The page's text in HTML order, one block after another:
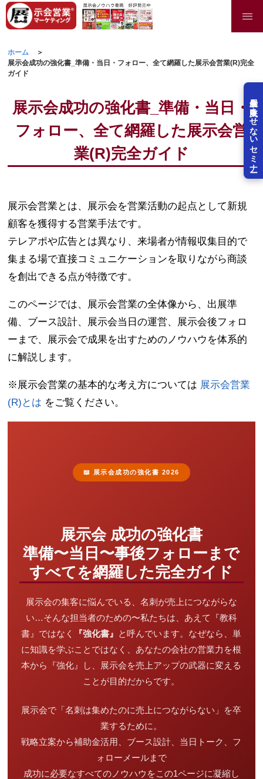
展示会を失敗させないセミナー
ホーム
展示会成功の強化書_準備・当日・フォロー、全て網羅した展示会営業(R)完全
ガイド
展示会成功の強化書_準備・当日・
フォロー、全て網羅した展示会営
業(R)完全ガイド
展示会営業とは、展示会を営業活動の起点として新規
顧客を獲得する営業手法です。
テレアポや広告とは異なり、来場者が情報収集目的で
集まる場で直接コミュニケーションを取りながら商談
を創出できる点が特徴です。
このページでは、展示会営業の全体像から、出展準
備、ブース設計、展示会当日の運営、展示会後フォロ
ーまで、展示会で成果を出すためのノウハウを体系的
に解説します。
※展示会営業の基本的な考え方については 展示会営業
(R)とは をご覧ください。
📖 展示会成功の強化書 2026
展示会 成功の強化書
準備〜当日〜事後フォローまで
すべてを網羅した完全ガイド
展示会の集客に悩んでいる、名刺が売上につながらな
い…そんな担当者のための〜私たちは、あえて『教科
書』ではなく
『強化書』 と呼んでいます。なぜなら、単
に知識を学ぶことではなく、あなたの会社の営業力を根
本から『強化』し、展示会を売上アップの武器に変える
ことが目的だからです。
展示会で「名刺は集めたのに売上につながらない」を卒
業するために。
戦略立案から補助金活用、ブース設計、当日トーク、フ
ォローメールまで
成功に必要なすべてのノウハウをこの1ページに凝縮し